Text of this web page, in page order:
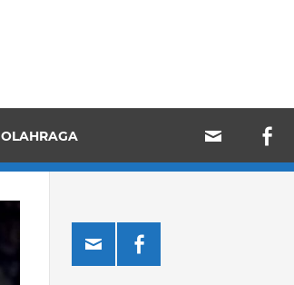
OLAHRAGA